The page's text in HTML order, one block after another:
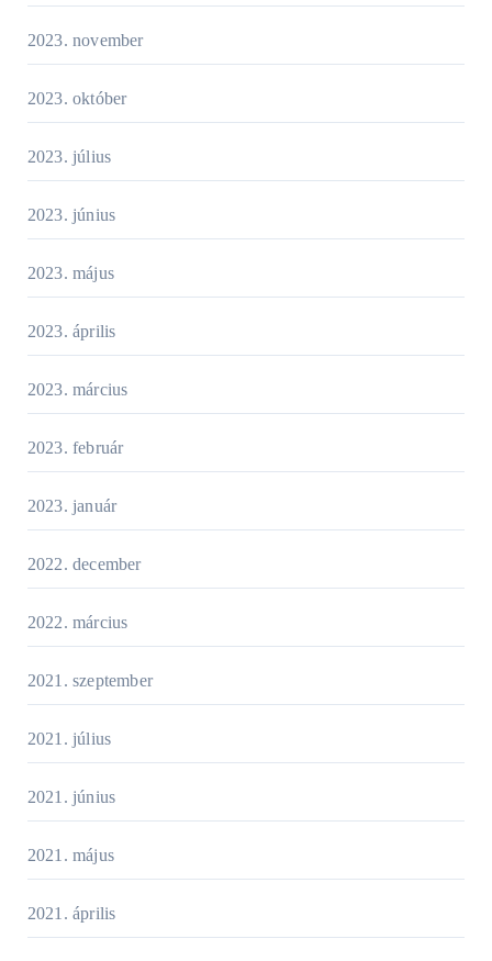
2023. november
2023. október
2023. július
2023. június
2023. május
2023. április
2023. március
2023. február
2023. január
2022. december
2022. március
2021. szeptember
2021. július
2021. június
2021. május
2021. április